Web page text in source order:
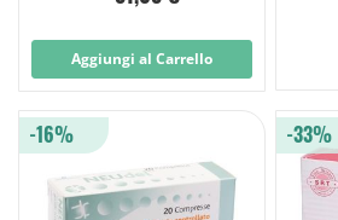
Aggiungi al Carrello
-16% -33%